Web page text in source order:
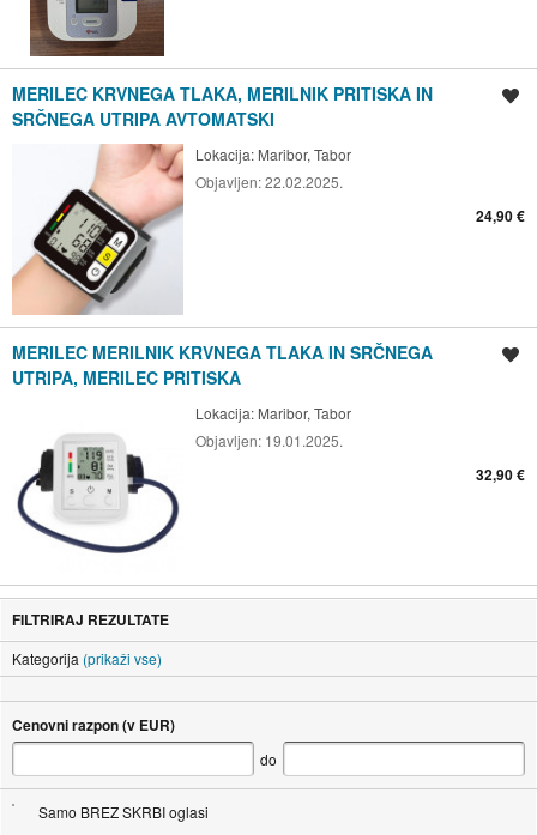
MERILEC KRVNEGA TLAKA, MERILNIK PRITISKA IN
SRČNEGA UTRIPA AVTOMATSKI
Lokacija: Maribor, Tabor
Objavljen:22.02.2025.
24,90 €
MERILEC MERILNIK KRVNEGA TLAKA IN SRČNEGA
UTRIPA, MERILEC PRITISKA
Lokacija: Maribor, Tabor
Objavljen: 19.01.2025.
32,90 €
FILTRIRAJ REZULTATE
Kategorija (prikaži vse)
Cenovni razpon (v EUR)
do
Samo BREZ SKRBI oglasi